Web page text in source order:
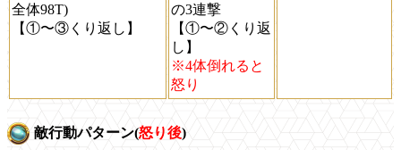
全体98T)
【①〜③くり返し】
の3連撃
【①〜②くり返
し】
※4体倒れると
怒り
敵行動パターン(怒り後)